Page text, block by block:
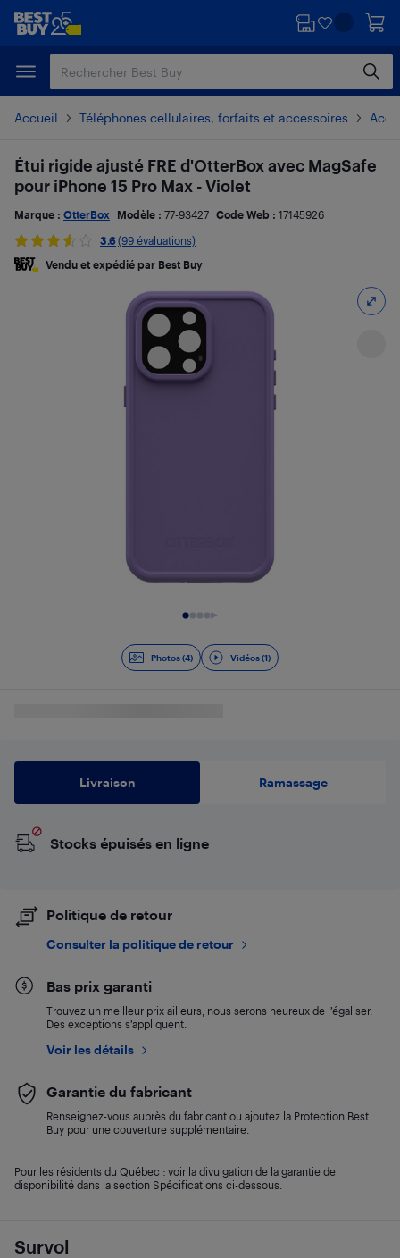
Passer
principal
Passer
Accueil Téléphones cellulaires, forfaits et accessoires
Photos (4) Vidéos (1)
Survol
Étui rigide ajusté FRE d'OtterBox avec MagSafe
pour iPhone 15 Pro Max - Violet
Marque : OtterBox Modèle : 77-93427 Code Web : 17145926
3.6 (99 évaluations)
Vendu et expédié par Best Buy
Livraison Ramassage
Stocks épuisés en ligne
Politique de retour
Consulter la politique de retour
Bas prix garanti
Trouvez un meilleur prix ailleurs, nous serons heureux de l’égaliser.
Des exceptions s’appliquent.
Voir les détails
Garantie du fabricant
Renseignez-vous auprès du fabricant ou ajoutez la Protection Best
Buy pour une couverture supplémentaire.
Pour les résidents du Québec : voir la divulgation de la garantie de
disponibilité dans la section Spécifications ci-dessous.